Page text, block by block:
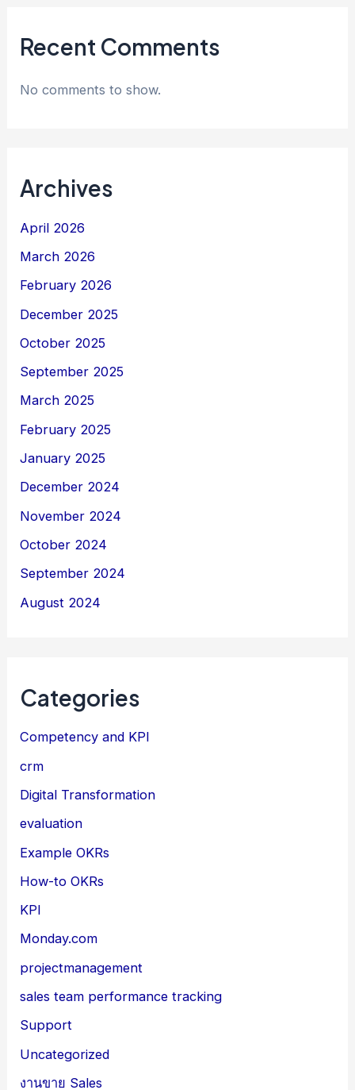
Recent Comments
No comments to show.
Archives
April 2026
March 2026
February 2026
December 2025
October 2025
September 2025
March 2025
February 2025
January 2025
December 2024
November 2024
October 2024
September 2024
August 2024
Categories
Competency and KPI
crm
Digital Transformation
evaluation
Example OKRs
How-to OKRs
KPI
Monday.com
projectmanagement
sales team performance tracking
Support
Uncategorized
งานขาย Sales